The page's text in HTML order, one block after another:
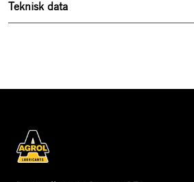
Teknisk data